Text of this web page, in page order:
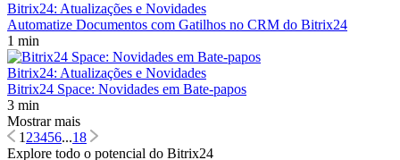
Bitrix24: Atualizações e Novidades
Automatize Documentos com Gatilhos no CRM do Bitrix24
1 min
Bitrix24: Atualizações e Novidades
Bitrix24 Space: Novidades em Bate-papos
3 min
Mostrar mais
123456...18
Explore todo o potencial do Bitrix24